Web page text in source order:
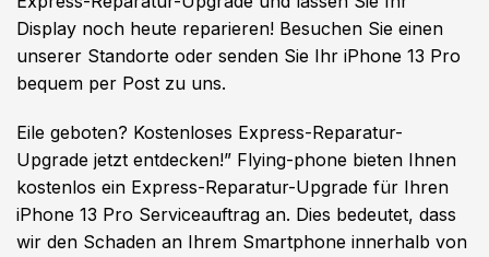
Display noch heute reparieren! Besuchen Sie einen
unserer Standorte oder senden Sie Ihr iPhone 13 Pro
bequem per Post zu uns.
Eile geboten? Kostenloses Express-Reparatur-
Upgrade jetzt entdecken!” Flying-phone bieten Ihnen
kostenlos ein Express-Reparatur-Upgrade für Ihren
iPhone 13 Pro Serviceauftrag an. Dies bedeutet, dass
wir den Schaden an Ihrem Smartphone innerhalb von